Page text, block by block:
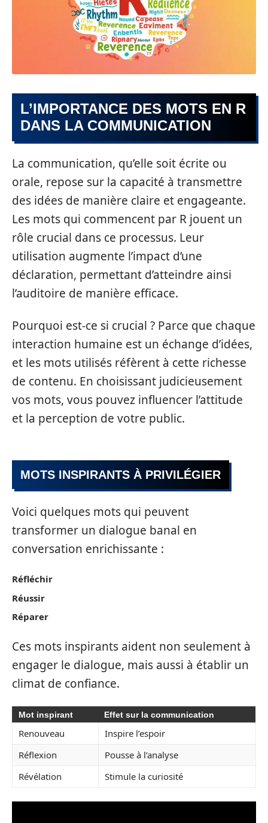
L’IMPORTANCE DES MOTS EN R
DANS LA COMMUNICATION
La communication, qu’elle soit écrite ou
orale, repose sur la capacité à transmettre
des idées de manière claire et engageante.
Les mots qui commencent par R jouent un
rôle crucial dans ce processus. Leur
utilisation augmente l’impact d’une
déclaration, permettant d’atteindre ainsi
l’auditoire de manière efficace.
Pourquoi est-ce si crucial ? Parce que chaque
interaction humaine est un échange d’idées,
et les mots utilisés réfèrent à cette richesse
de contenu. En choisissant judicieusement
vos mots, vous pouvez influencer l’attitude
et la perception de votre public.
MOTS INSPIRANTS À PRIVILÉGIER
Voici quelques mots qui peuvent
transformer un dialogue banal en
conversation enrichissante :
Réfléchir
Réussir
Réparer
Ces mots inspirants aident non seulement à
engager le dialogue, mais aussi à établir un
climat de confiance.
Mot inspirant Effet sur la communication
Renouveau
Inspire l’espoir
Réflexion
Pousse à l’analyse
Révélation
Stimule la curiosité